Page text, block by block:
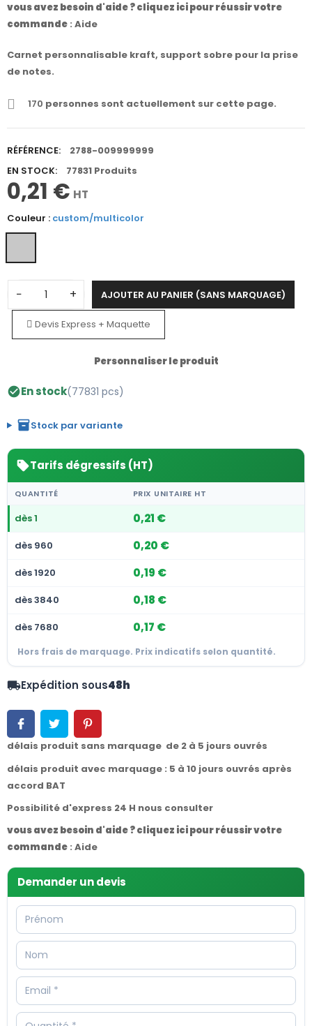
vous avez besoin d'aide ? cliquez ici pour réussir votre
commande : Aide
Carnet personnalisable kraft, support sobre pour la prise
de notes.
170 personnes sont actuellement sur cette page.
RÉFÉRENCE:
2788-009999999
EN STOCK:
77831 Produits
0,21 € HT
Couleur : custom/multicolor
− + AJOUTER AU PANIER (SANS MARQUAGE)
Devis Express + Maquette
Personnaliser le produit
check_circleEn stock(77831 pcs)
inventory_2Stock par variante
sellTarifs dégressifs (HT)
QUANTITÉ PRIX UNITAIRE HT
dès 1 0,21 €
dès 960 0,20 €
dès 1920 0,19 €
dès 3840 0,18 €
dès 7680 0,17 €
Hors frais de marquage. Prix indicatifs selon quantité.
local_shippingExpédition sous48h
délais produit sans marquage de 2 à 5 jours ouvrés
délais produit avec marquage : 5 à 10 jours ouvrés après
accord BAT
Possibilité d'express 24 H nous consulter
vous avez besoin d'aide ? cliquez ici pour réussir votre
commande : Aide
Demander un devis